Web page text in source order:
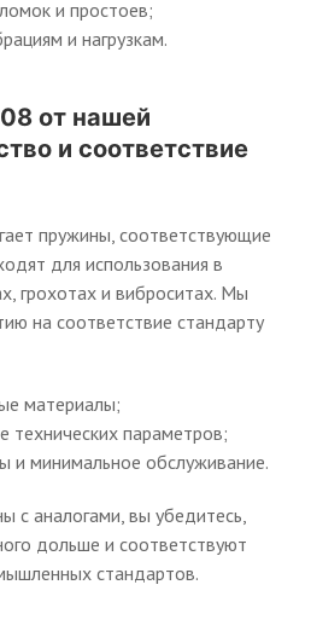
и простоев;
и нагрузкам.
от нашей
и соответствие
пружины, соответствующие
для использования в
грохотах и виброситах. Мы
на соответствие стандарту
материалы;
технических параметров;
и минимальное обслуживание.
с аналогами, вы убедитесь,
дольше и соответствуют
стандартов.